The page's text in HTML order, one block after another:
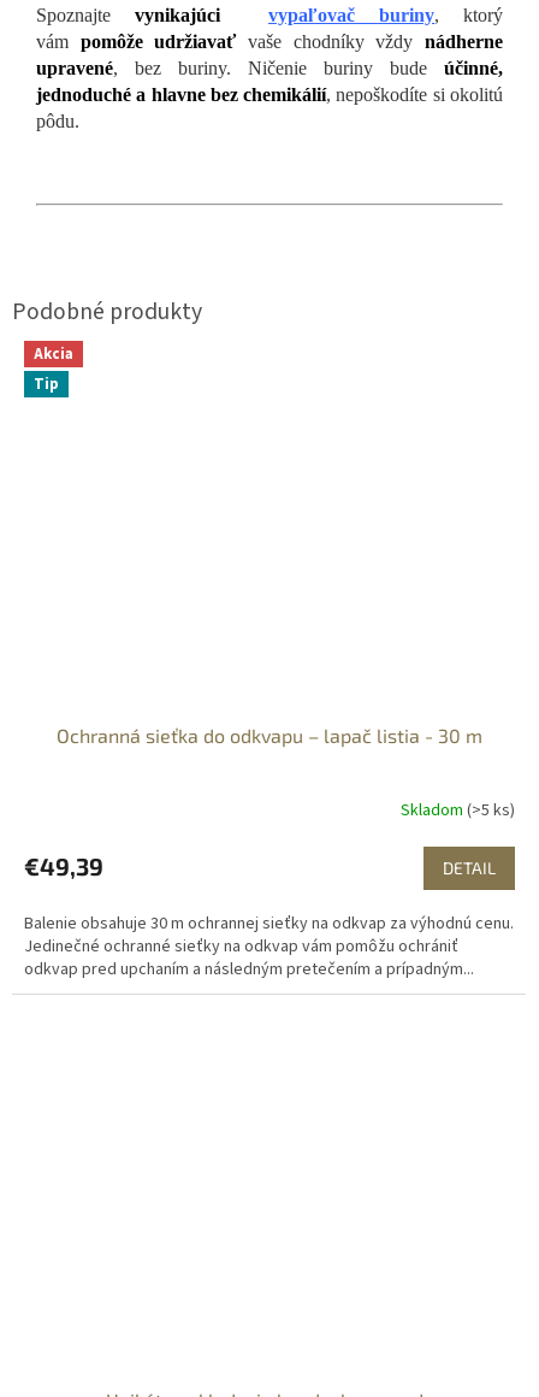
Spoznajte vynikajúci vypaľovač buriny, ktorý
vám pomôže udržiavaťvaše chodníky vždynádherne
upravené, bez buriny. Ničenie buriny bude účinné,
jednoduché a hlavne bez chemikálií, nepoškodíte si okolitú
pôdu.
Akcia
Tip
Ochranná sieťka do odkvapu – lapač listia - 30 m
Skladom (>5 ks)
€49,39 DETAIL
Balenie obsahuje 30 m ochrannej sieťky na odkvap za výhodnú cenu.
Jedinečné ochranné sieťky na odkvap vám pomôžu ochrániť
odkvap pred upchaním a následným pretečením a prípadným...